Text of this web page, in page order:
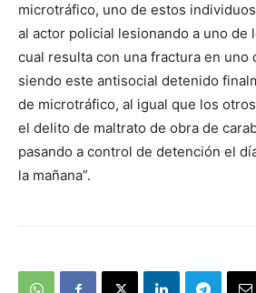
microtráfico, uno de estos
al actor policial lesionando a uno de
cual resulta con una fractura en uno
siendo este antisocial detenido
de microtráfico, al igual que los
el delito de maltrato de obra de
pasando a control de detención el
la mañana”.